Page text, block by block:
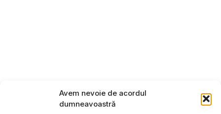
Avem nevoie de acordul
dumneavoastră